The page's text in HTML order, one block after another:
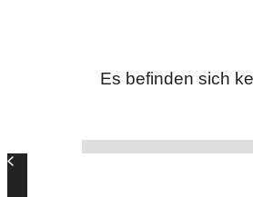
Es befinden sich